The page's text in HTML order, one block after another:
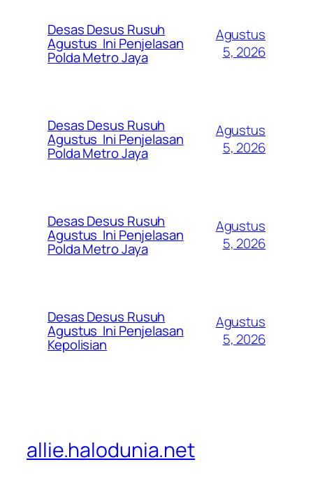
Desas Desus Rusuh
Agustus Ini Penjelasan
Polda Metro Jaya
Agustus
5, 2026
Desas Desus Rusuh
Agustus Ini Penjelasan
Polda Metro Jaya
Agustus
5, 2026
Desas Desus Rusuh
Agustus Ini Penjelasan
Polda Metro Jaya
Agustus
5, 2026
Desas Desus Rusuh
Agustus Ini Penjelasan
Kepolisian
Agustus
5, 2026
allie.halodunia.net